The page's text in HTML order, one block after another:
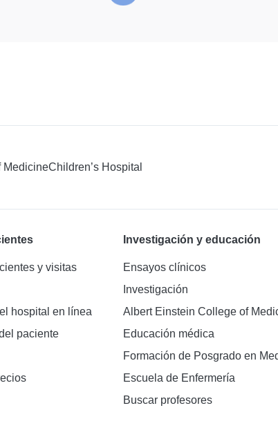
MedicineChildren’s Hospital
y visitas
hospital en línea
paciente
Investigación y educación
Ensayos clínicos
Investigación
Albert Einstein College of
Educación médica
Formación de Posgrado en
Escuela de Enfermería
Buscar profesores